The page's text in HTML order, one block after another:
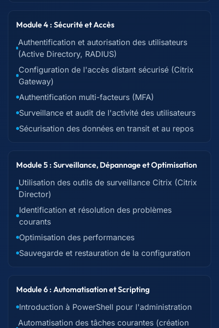
Module 4 : Sécurité et Accès
Authentification et autorisation des utilisateurs
(Active Directory, RADIUS)
Configuration de l'accès distant sécurisé (Citrix
Gateway)
Authentification multi-facteurs (MFA)
Surveillance et audit de l'activité des utilisateurs
Sécurisation des données en transit et au repos
Module 5 : Surveillance, Dépannage et Optimisation
Utilisation des outils de surveillance Citrix (Citrix
Director)
Identification et résolution des problèmes
courants
Optimisation des performances
Sauvegarde et restauration de la configuration
Module 6 : Automatisation et Scripting
Introduction à PowerShell pour l'administration
Automatisation des tâches courantes (création